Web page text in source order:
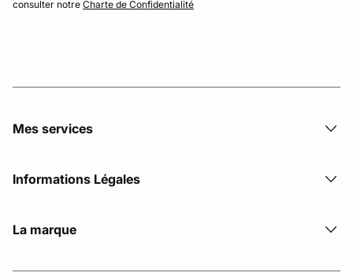
consulter notre Charte de Confidentialité
Mes services
Informations Légales
La marque